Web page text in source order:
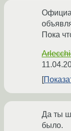
Пока
Да ты
было.